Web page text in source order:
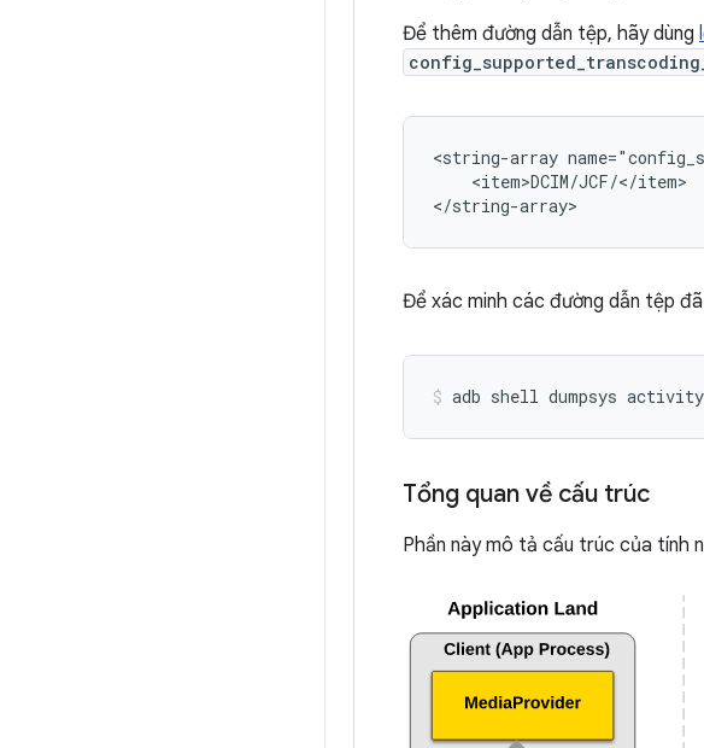
Để thêm đường dẫn tệp, hãy dùng
<string-array
    <item>DCIM/JCF/</item>
Để xác minh các đường dẫn tệp
adb shell dumpsys activity
Tổng quan về cấu trúc
Phần này mô tả cấu trúc của tính